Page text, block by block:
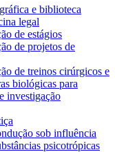
e biblioteca
legal
de estágios
de projetos de
de treinos cirúrgicos e
biológicas para
investigação
sob influência
psicotrópicas